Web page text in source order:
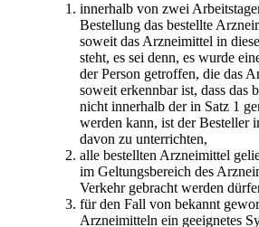
innerhalb von zwei
Bestellung das bestellte
soweit das Arzneimittel in
steht, es sei denn, es wurde
der Person getroffen, die das
soweit erkennbar ist, dass das
nicht innerhalb der in Satz 1
werden kann, ist der Besteller
davon zu unterrichten,
alle bestellten Arzneimittel
im Geltungsbereich des
Verkehr gebracht werden
für den Fall von bekannt
Arzneimitteln ein geeignetes